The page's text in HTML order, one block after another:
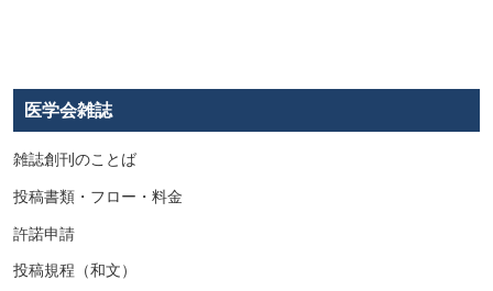
医学会雑誌
雑誌創刊のことば
投稿書類・フロー・料金
許諾申請
投稿規程（和文）